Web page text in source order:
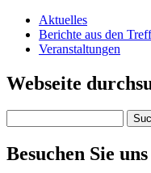
Aktuelles
Berichte aus den
Veranstaltungen
Webseite
Besuchen Sie